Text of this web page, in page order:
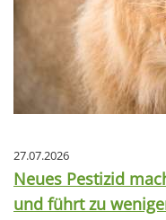
27.07.2026
Neues Pestizid
und führt zu